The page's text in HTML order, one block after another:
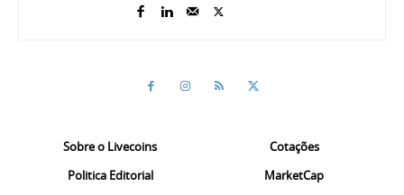
Sobre o Livecoins
Politica Editorial
Cotações
MarketCap